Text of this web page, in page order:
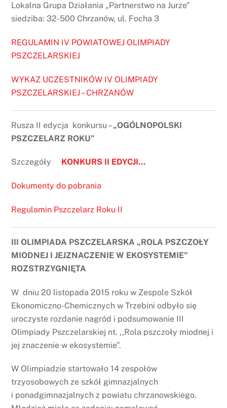
Lokalna Grupa Działania „Partnerstwo na Jurze”
siedziba: 32-500 Chrzanów, ul. Focha 3
REGULAMIN IV POWIATOWEJ OLIMPIADY
PSZCZELARSKIEJ
WYKAZ UCZESTNIKÓW IV OLIMPIADY
PSZCZELARSKIEJ – CHRZANÓW
Rusza II edycja konkursu –„OGÓLNOPOLSKI
PSZCZELARZ ROKU”
Szczegóły KONKURS II EDYCJI…
Dokumenty do pobrania
Regulamin Pszczelarz Roku II
III OLIMPIADA PSZCZELARSKA „ROLA PSZCZOŁY
MIODNEJ I JEJZNACZENIE W EKOSYSTEMIE”
ROZSTRZYGNIĘTA
W dniu 20 listopada 2015 roku w Zespole Szkół
Ekonomiczno-Chemicznych w Trzebini odbyło się
uroczyste rozdanie nagród i podsumowanie III
Olimpiady Pszczelarskiej nt. ,,Rola pszczoły miodnej i
jej znaczenie w ekosystemie”.
W Olimpiadzie startowało 14 zespołów
trzyosobowych ze szkół gimnazjalnych
i ponadgimnazjalnych z powiatu chrzanowskiego.